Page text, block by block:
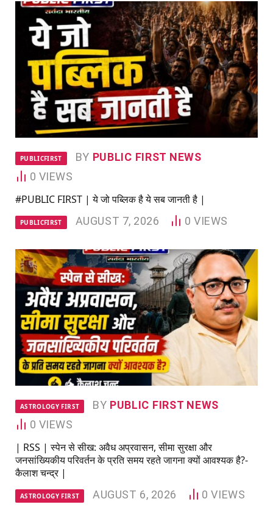
PUBLICFIRST BY PUBLIC FIRST NEWS
0 VIEWS
#PUBLIC FIRST | ये जो पब्लिक है ये सब जानती है |
PUBLICFIRST AUGUST 7, 2026 0VIEWS
ASTROLOGY FIRST BY PUBLIC FIRST NEWS
0 VIEWS
| RSS | स्पेन से सीख: अवैध अप्रवासन, सीमा सुरक्षा और
जनसांख्यिकीय परिवर्तन के प्रति समय रहते जागना क्यों आवश्यक है?-
कैलाश चन्द्र |
ASTROLOGY FIRST AUGUST 6, 2026 0VIEWS